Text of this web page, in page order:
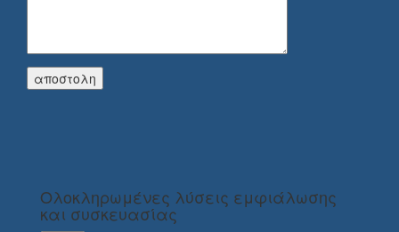
Ολοκληρωμένες λύσεις εμφιάλωσης
και συσκευασίας